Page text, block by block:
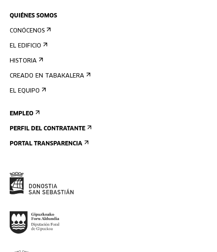
QUIÉNES SOMOS
CONÓCENOS
EL EDIFICIO
HISTORIA
CREADO EN TABAKALERA
EL EQUIPO
EMPLEO
PERFIL DEL CONTRATANTE
PORTAL TRANSPARENCIA